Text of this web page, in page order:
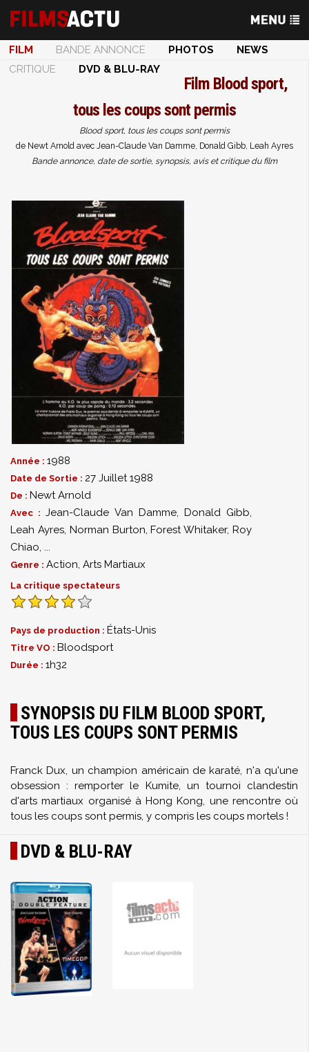
FILM BANDE ANNONCE PHOTOS
NEWS
CRITIQUE
DVD & BLU-RAY
Film Blood sport,
tous les coups sont permis
Blood sport, tous les coups sont permis
de Newt Arnold avec Jean-Claude Van Damme, Donald Gibb, Leah Ayres
Bande annonce, date de sortie, synopsis, avis et critique du film
Année : 1988
Date de Sortie : 27 Juillet 1988
De : Newt Arnold
Avec :Jean-Claude Van Damme, Donald Gibb,
Leah Ayres, Norman Burton,Forest Whitaker,Roy
Chiao, ...
Genre : Action, Arts Martiaux
La critique spectateurs
Pays de production : États-Unis
Titre VO : Bloodsport
Durée : 1h32
SYNOPSIS DU FILM BLOOD SPORT,
TOUS LES COUPS SONT PERMIS
Franck Dux, un champion américain de karaté, n'a qu'une
obsession : remporter le Kumite, un tournoi clandestin
d'arts martiaux organisé à Hong Kong, une rencontre où
tous les coups sont permis, y compris les coups mortels !
DVD & BLU-RAY